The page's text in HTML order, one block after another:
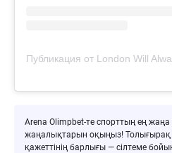
Arena Olimpbet-те спорттың ең
жаңалықтарын оқыңыз! Толығырақ
қажеттінің барлығы — сілтеме